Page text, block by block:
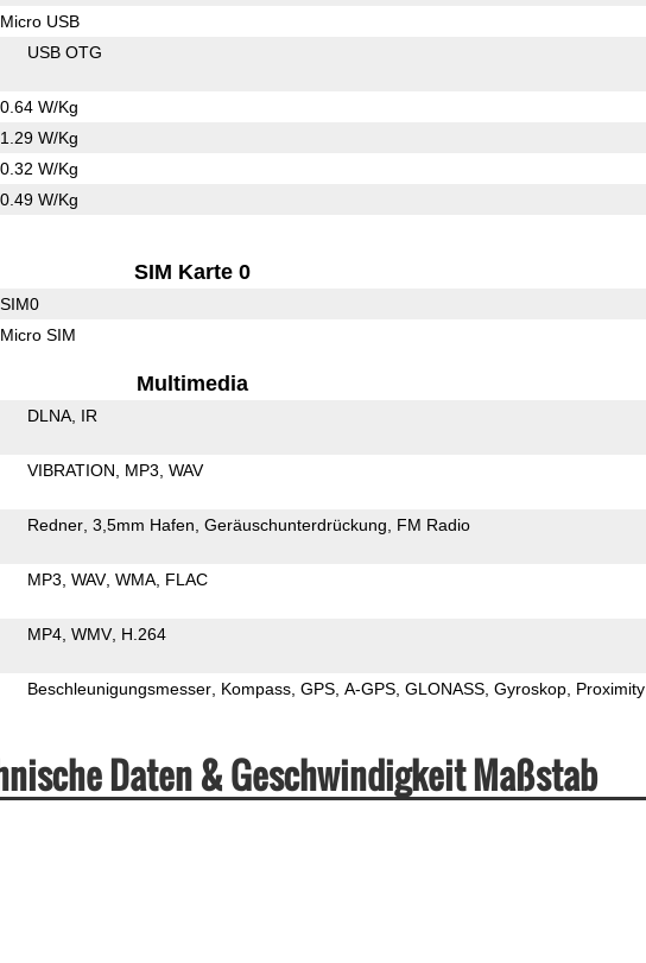
Micro USB
USB OTG
0.64 W/Kg
1.29 W/Kg
0.32 W/Kg
0.49 W/Kg
SIM Karte 0
SIM0
Micro SIM
Multimedia
DLNA IR
VIBRATION MP3 WAV
Redner 3,5mm Hafen Geräuschunterdrückung FM Radio
MP3 WAV WMA FLAC
MP4 WMV H.264
Beschleunigungsmesser Kompass GPS A-GPS GLONASS Gyroskop Proximity
Daten & Geschwindigkeit Maßstab